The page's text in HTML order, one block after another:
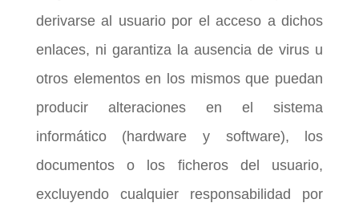
derivarse al usuario por el acceso a dichos
enlaces, ni garantiza la ausencia de virus u
otros elementos en los mismos que puedan
producir alteraciones en el sistema
informático (hardware y software), los
documentos o los ficheros del usuario,
excluyendo cualquier responsabilidad por